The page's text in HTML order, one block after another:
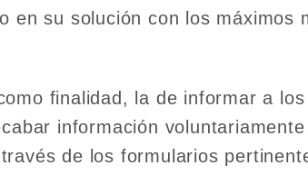
en su solución con los
finalidad, la de informar a
información
de los formularios